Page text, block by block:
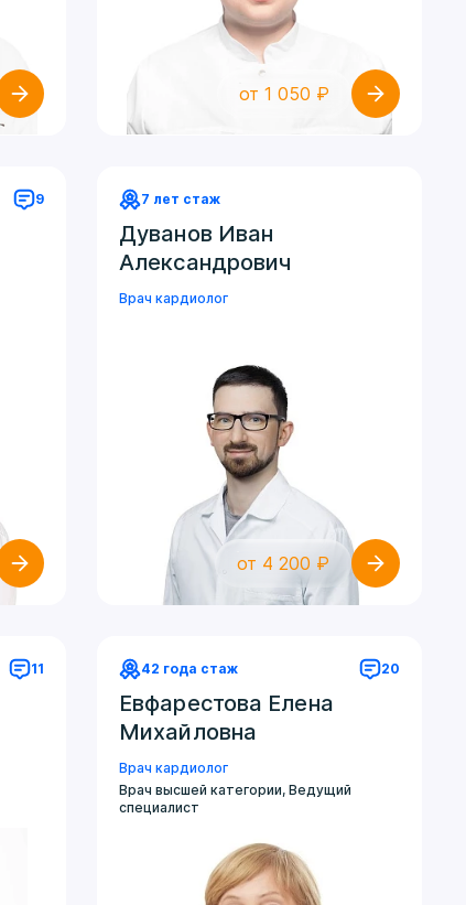
от 1 050 ₽
9 7 лет стаж
Дуванов Иван
Александрович
Врач кардиолог
от 4 200 ₽
11 42 года стаж 20
Евфарестова Елена
Михайловна
Врач кардиолог
Врач высшей категории, Ведущий
специалист